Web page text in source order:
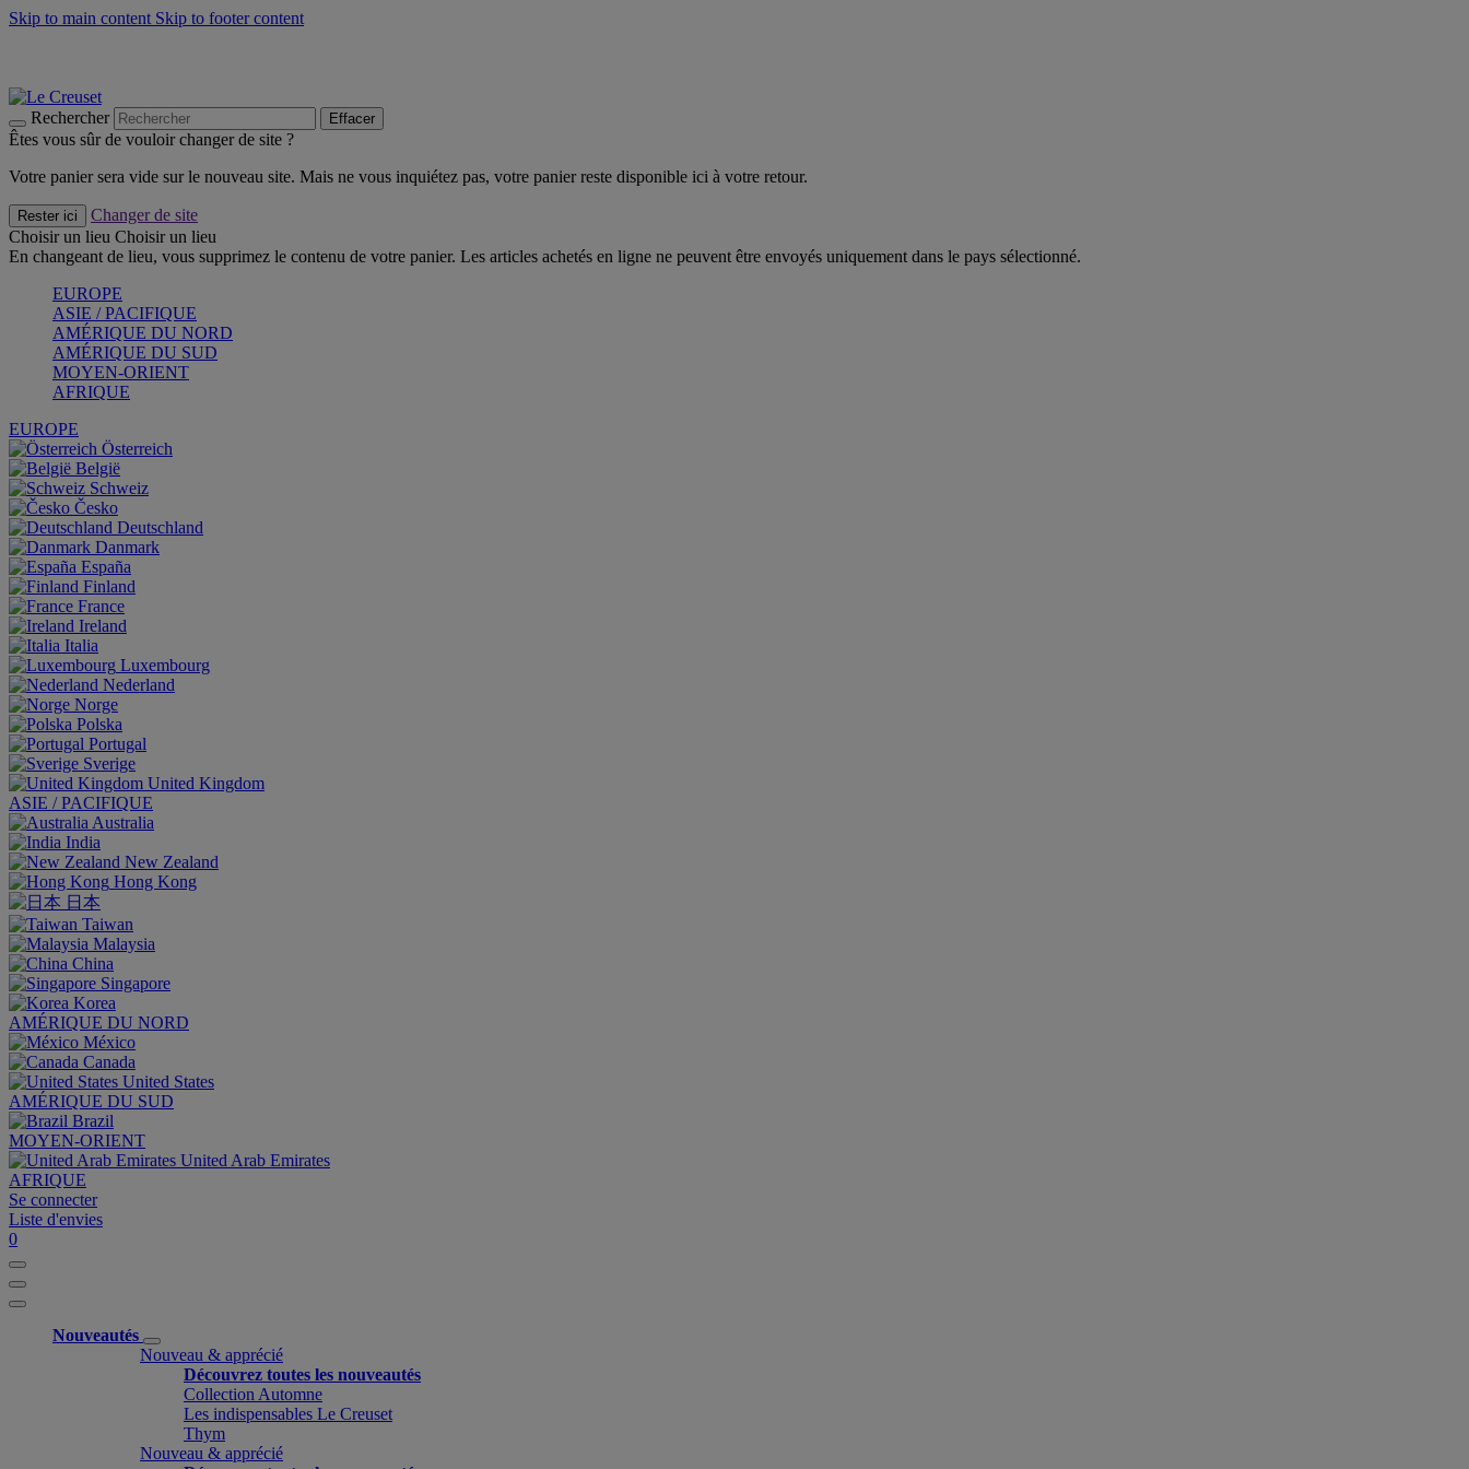
Skip to main content Skip to footer content
Rechercher Effacer
Êtes vous sûr de vouloir changer de site ?
Votre panier sera vide sur le nouveau site. Mais ne vous inquiétez pas, votre panier reste disponible ici à votre retour.
Rester ici
Changer de site
Choisir un lieu Choisir un lieu
En changeant de lieu, vous supprimez le contenu de votre panier. Les articles achetés en ligne ne peuvent être envoyés uniquement dans le pays sélectionné.
EUROPE
ASIE / PACIFIQUE
AMÉRIQUE DU NORD
AMÉRIQUE DU SUD
MOYEN-ORIENT
AFRIQUE
EUROPE
Österreich
België
Schweiz
Česko
Deutschland
Danmark
España
Finland
France
Ireland
Italia
Luxembourg
Nederland
Norge
Polska
Portugal
Sverige
United Kingdom
ASIE / PACIFIQUE
Australia
India
New Zealand
Hong Kong
日本
Taiwan
Malaysia
China
Singapore
Korea
AMÉRIQUE DU NORD
México
Canada
United States
AMÉRIQUE DU SUD
Brazil
MOYEN-ORIENT
United Arab Emirates
AFRIQUE
Se connecter
Liste d'envies
0
Nouveautés
Nouveau & apprécié
Découvrez toutes les nouveautés
Collection Automne
Les indispensables Le Creuset
Thym
Nouveau & apprécié